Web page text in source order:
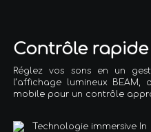
Contrôle
Réglez vos sons en un
l’affichage lumineux BEAM,
mobile pour un contrôle